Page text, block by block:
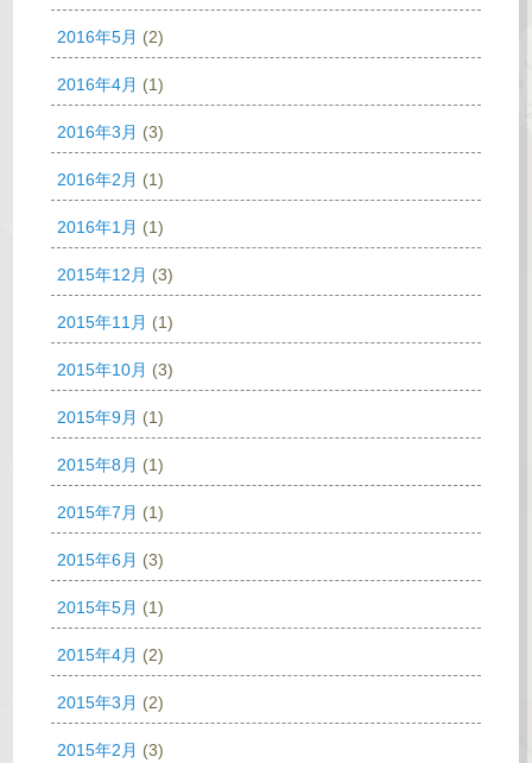
2016年5月 (2)
2016年4月 (1)
2016年3月 (3)
2016年2月 (1)
2016年1月 (1)
2015年12月 (3)
2015年11月 (1)
2015年10月 (3)
2015年9月 (1)
2015年8月 (1)
2015年7月 (1)
2015年6月 (3)
2015年5月 (1)
2015年4月 (2)
2015年3月 (2)
2015年2月 (3)